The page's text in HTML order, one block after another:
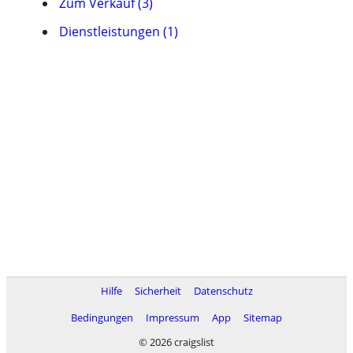
Dienstleistungen (1)
Hilfe Sicherheit
Datenschutz
Bedingungen
Impressum App
Sitemap
© 2026 craigslist